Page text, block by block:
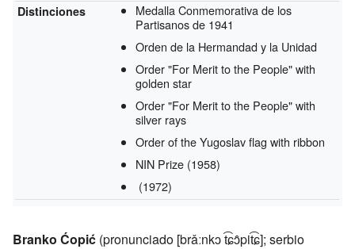
Distinciones
Medalla Conmemorativa de los
Partisanos de 1941
Orden de la Hermandad y la Unidad
Order "For Merit to the People" with
golden star
Order "For Merit to the People" with
silver rays
Order of the Yugoslav flag with ribbon
NIN Prize (1958)
(1972)
Branko Ćopić (pronunciado [brǎːnkɔ t͡ɕɔ̂pit͡ɕ]; serbio